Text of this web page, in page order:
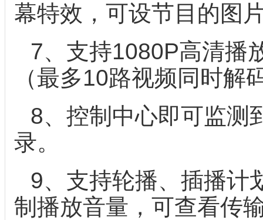
幕特效，可设节目的图
7、支持1080P高清播
（最多10路视频同时解
8、控制中心即可监测
录。
9、支持轮播、插播计
制播放音量，可查看传